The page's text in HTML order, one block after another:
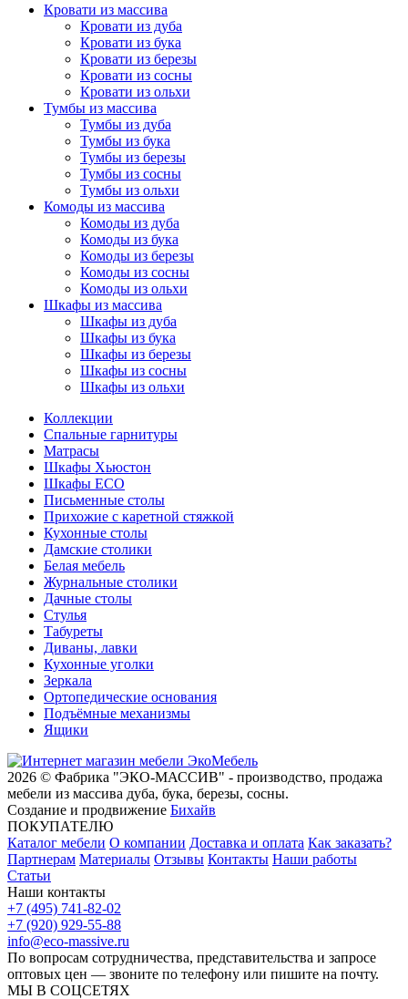
Кровати из массива
Кровати из дуба
Кровати из бука
Кровати из березы
Кровати из сосны
Кровати из ольхи
Тумбы из массива
Тумбы из дуба
Тумбы из бука
Тумбы из березы
Тумбы из сосны
Тумбы из ольхи
Комоды из массива
Комоды из дуба
Комоды из бука
Комоды из березы
Комоды из сосны
Комоды из ольхи
Шкафы из массива
Шкафы из дуба
Шкафы из бука
Шкафы из березы
Шкафы из сосны
Шкафы из ольхи
Коллекции
Спальные гарнитуры
Матрасы
Шкафы Хьюстон
Шкафы ECO
Письменные столы
Прихожие с каретной стяжкой
Кухонные столы
Дамские столики
Белая мебель
Журнальные столики
Дачные столы
Стулья
Табуреты
Диваны, лавки
Кухонные уголки
Зеркала
Ортопедические основания
Подъёмные механизмы
Ящики
2026 © Фабрика "ЭКО-МАССИВ" - производство, продажа
мебели из массива дуба, бука, березы, сосны.
Создание и продвижение Бихайв
ПОКУПАТЕЛЮ
Каталог мебели О компании Доставка и оплата Как заказать?
Партнерам Материалы Отзывы Контакты Наши работы
Статьи
Наши контакты
+7 (495) 741-82-02
+7 (920) 929-55-88
info@eco-massive.ru
По вопросам сотрудничества, представи­тельства и запросе
оптовых цен — звоните по телефону или пишите на почту.
МЫ В СОЦСЕТЯХ